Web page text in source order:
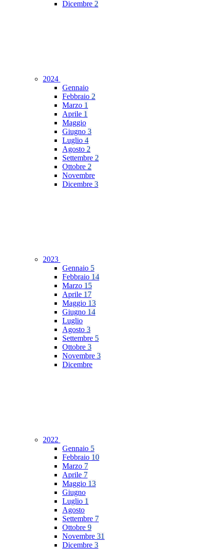
Dicembre 2
2024
Gennaio
Febbraio 2
Marzo 1
Aprile 1
Maggio
Giugno 3
Luglio 4
Agosto 2
Settembre 2
Ottobre 2
Novembre
Dicembre 3
2023
Gennaio 5
Febbraio 14
Marzo 15
Aprile 17
Maggio 13
Giugno 14
Luglio
Agosto 3
Settembre 5
Ottobre 3
Novembre 3
Dicembre
2022
Gennaio 5
Febbraio 10
Marzo 7
Aprile 7
Maggio 13
Giugno
Luglio 1
Agosto
Settembre 7
Ottobre 9
Novembre 31
Dicembre 3